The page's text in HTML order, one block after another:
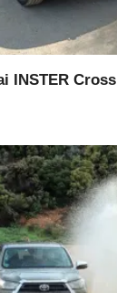
INSTER Cross